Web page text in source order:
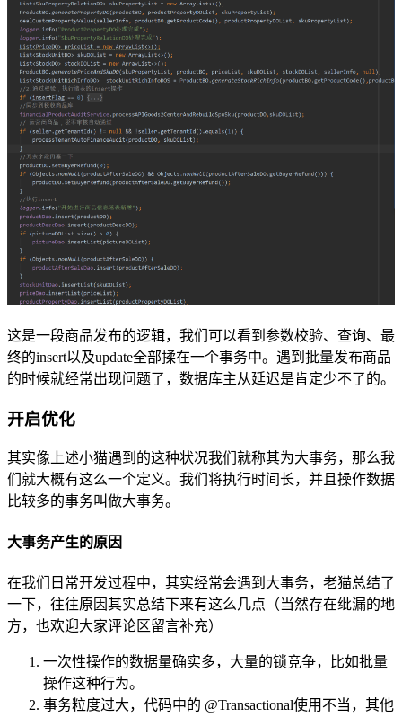
这是一段商品发布的逻辑，我们可以看到参数校验、查询、最
终的insert以及update全部揉在一个事务中。遇到批量发布商品
的时候就经常出现问题了，数据库主从延迟是肯定少不了的。
开启优化
其实像上述小猫遇到的这种状况我们就称其为大事务，那么我
们就大概有这么一个定义。我们将执行时间长，并且操作数据
比较多的事务叫做大事务。
大事务产生的原因
在我们日常开发过程中，其实经常会遇到大事务，老猫总结了
一下，往往原因其实总结下来有这么几点（当然存在纰漏的地
方，也欢迎大家评论区留言补充）
一次性操作的数据量确实多，大量的锁竞争，比如批量
操作这种行为。
事务粒度过大，代码中的 @Transactional使用不当，其他